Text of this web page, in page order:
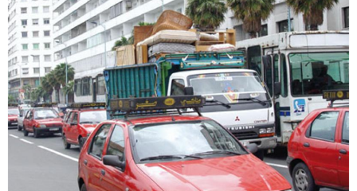
Circuits touristiques
Tourisme
Régions